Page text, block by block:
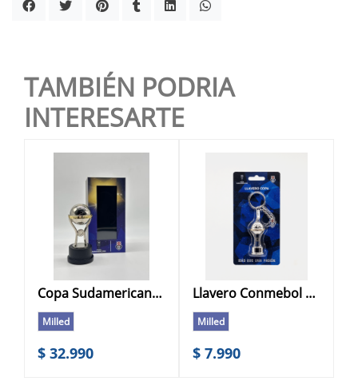
TAMBIÉN PODRIA
INTERESARTE
Copa Sudamericana Universidad de Chile
Milled
$ 32.990
Llavero Conmebol Sudamericana Universidad de Chile
Milled
$ 7.990